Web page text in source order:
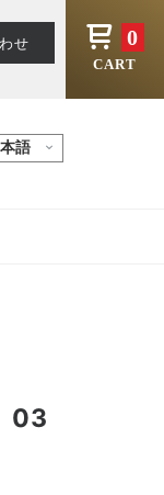
せ 0
CART
03